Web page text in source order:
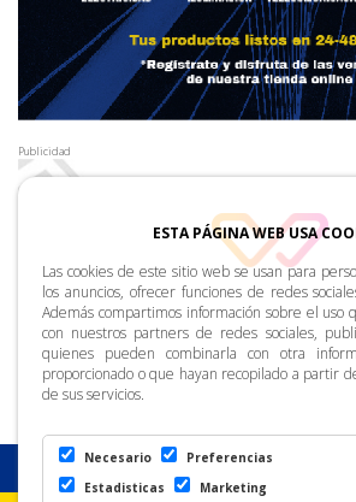
Publicidad
ESTA PÁGINA WEB USA
Las cookies de este sitio web se usan para
los anuncios, ofrecer funciones de redes
Además compartimos información sobre el uso
con nuestros partners de redes sociales,
quienes pueden combinarla con otra
proporcionado o que hayan recopilado a partir
de sus servicios.
Necesario
Preferencias
Estadisticas
Marketing